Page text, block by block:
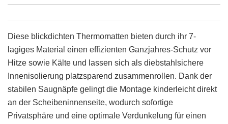
Diese blickdichten Thermomatten bieten durch ihr 7-
lagiges Material einen effizienten Ganzjahres-Schutz vor
Hitze sowie Kälte und lassen sich als diebstahlsichere
Innenisolierung platzsparend zusammenrollen. Dank der
stabilen Saugnäpfe gelingt die Montage kinderleicht direkt
an der Scheibeninnenseite, wodurch sofortige
Privatsphäre und eine optimale Verdunkelung für einen